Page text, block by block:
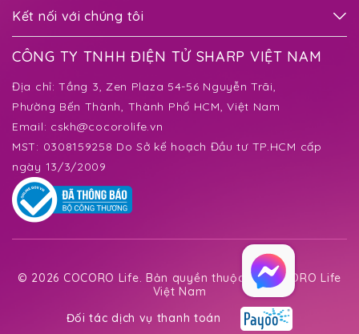
Kết nối với chúng tôi
CÔNG TY TNHH ĐIỆN TỬ SHARP VIỆT NAM
Địa chỉ:Tầng 3, Zen Plaza 54-56 Nguyễn Trãi,
Phường Bến Thành, Thành Phố HCM, Việt Nam
Email: cskh@cocorolife.vn
MST: 0308159258 Do Sở kế hoạch Đầu tư TP.HCM cấp
ngày 13/3/2009
© 2026 COCORO Life. Bản quyền thuộc về COCORO Life
Việt Nam
Đối tác dịch vụ thanh toán